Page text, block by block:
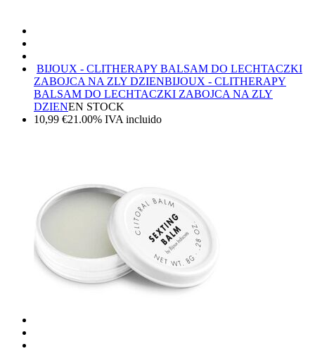
BIJOUX - CLITHERAPY BALSAM DO LECHTACZKI
ZABOJCA NA ZLY DZIENBIJOUX - CLITHERAPY
BALSAM DO LECHTACZKI ZABOJCA NA ZLY
DZIENEN STOCK
10,99 €21.00% IVA incluido